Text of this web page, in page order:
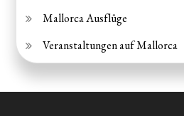
Mallorca Ausflüge
Veranstaltungen auf Mallorca